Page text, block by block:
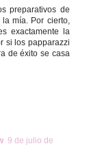
preparativos de
mía. Por cierto,
exactamente la
si los papparazzi
de éxito se casa
9 de julio de